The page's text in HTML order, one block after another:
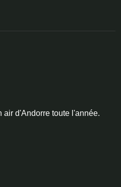
air d'Andorre toute l'année.